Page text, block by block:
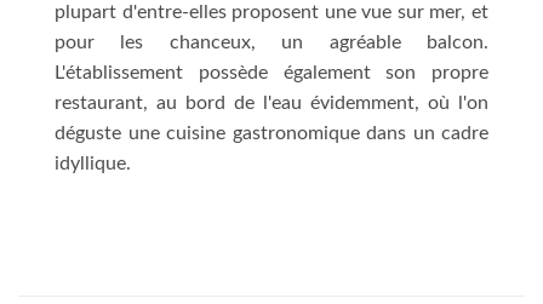
plupart d'entre-elles proposent une vue sur mer, et
pour les chanceux, un agréable balcon.
L'établissement possède également son propre
restaurant, au bord de l'eau évidemment, où l'on
déguste une cuisine gastronomique dans un cadre
idyllique.